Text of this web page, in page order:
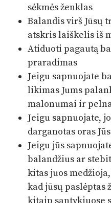
sėkmės ženklas
Balandis virš Jūsų
atskris laiškelis iš
Atiduoti pagautą
praradimas
Jeigu sapnuojate
likimas Jums
malonumai ir
Jeigu sapnuojate,
darganotas oras
Jeigu jūs
balandžius ar
kitas juos
kad jūsų paslėptas